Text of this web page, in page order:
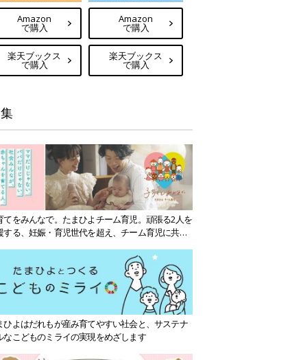
Amazon
で購入
楽天ブックス
で購入
Amazon
で購入
楽天ブックス
で購入
てをみんなで。たまひよチーム育児。頑張る2人を
する、妊娠・育児世代を超え、チーム育児に共感
ひよはだれもが産み育てやすい社会と、サステナ
なこどものミライの実現をめざします